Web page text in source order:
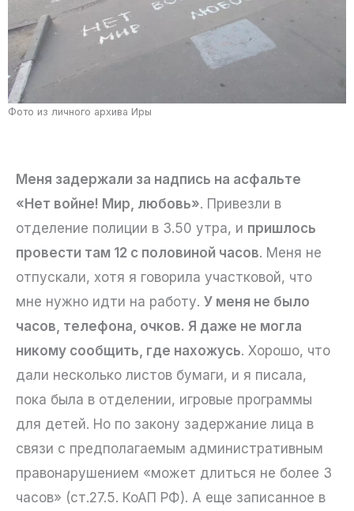
Фото из личного архива Иры
Меня задержали за надпись на асфальте
«Нет войне! Мир, любовь». Привезли в
отделение полиции в 3.50 утра, и пришлось
провести там 12 с половиной часов. Меня не
отпускали, хотя я говорила участковой, что
мне нужно идти на работу. У меня не было
часов, телефона, очков. Я даже не могла
никому сообщить, где нахожусь. Хорошо, что
дали несколько листов бумаги, и я писала,
пока была в отделении, игровые программы
для детей. Но по закону задержание лица в
связи с предполагаемым административным
правонарушением «может длиться не более 3
часов» (ст.27.5. КоАП РФ). А еще записанное в